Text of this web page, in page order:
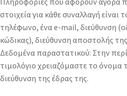
στοιχεία για κάθε συναλλαγή
τηλέφωνο, ένα e-mail, διεύθυνση
κώδικας), διεύθυνση αποστολής
Δεδομένα παραστατικού: Στην
τιμολόγιο χρειαζόμαστε το όνομα
διεύθυνση της έδρας της.